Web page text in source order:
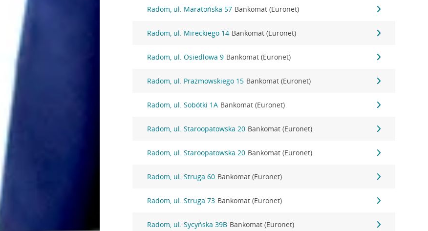
Radom, ul. Maratońska 57 Bankomat (Euronet)
Radom, ul. Mireckiego 14 Bankomat (Euronet)
Radom, ul. Osiedlowa 9 Bankomat (Euronet)
Radom, ul. Prażmowskiego 15 Bankomat (Euronet)
Radom, ul. Sobótki 1A Bankomat (Euronet)
Radom, ul. Staroopatowska 20 Bankomat (Euronet)
Radom, ul. Staroopatowska 20 Bankomat (Euronet)
Radom, ul. Struga 60 Bankomat (Euronet)
Radom, ul. Struga 73 Bankomat (Euronet)
Radom, ul. Sycyńska 39B Bankomat (Euronet)